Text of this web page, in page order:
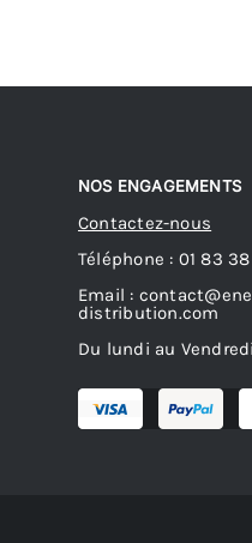
NOS ENGAGEMENTS
Contactez-nous
Téléphone : 01 83
Email :
distribution.com
Du lundi au